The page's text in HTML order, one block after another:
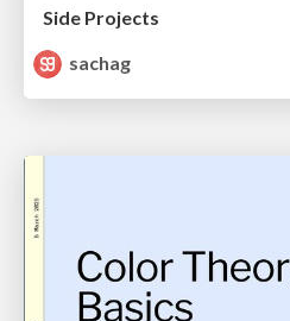
Side Projects
sachag